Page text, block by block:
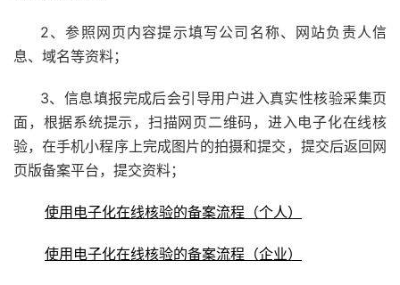
2、参照网页内容提示填写公司名称、网站负责人信
息、域名等资料；
3、信息填报完成后会引导用户进入真实性核验采集页
面，根据系统提示，扫描网页二维码，进入电子化在线核
验，在手机小程序上完成图片的拍摄和提交，提交后返回网
页版备案平台，提交资料；
使用电子化在线核验的备案流程（个人）
使用电子化在线核验的备案流程（企业）